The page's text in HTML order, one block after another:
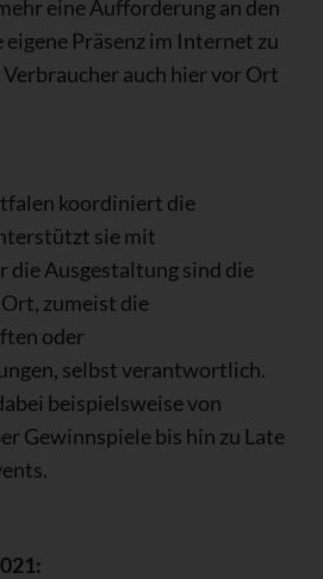
eine Aufforderung an den
Präsenz im Internet zu
auch hier vor Ort
koordiniert die
sie mit
die Ausgestaltung sind die
zumeist die
oder
selbst verantwortlich.
beispielsweise von
Gewinnspiele bis hin zu Late